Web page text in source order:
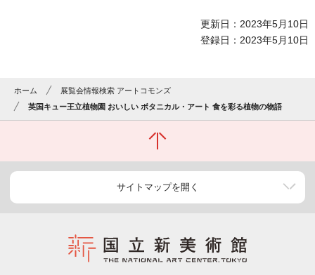
更新日：2023年5月10日
登録日：2023年5月10日
ホーム
展覧会情報検索 アートコモンズ
英国キュー王立植物園 おいしい ボタニカル・アート 食を彩る植物の物語
サイトマップを開く